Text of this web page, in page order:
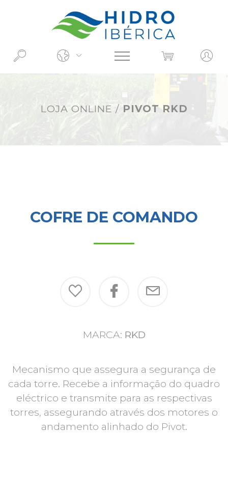
LOJA ONLINE / PIVOT RKD
COFRE DE COMANDO
MARCA: RKD
Mecanismo que assegura a segurança de
cada torre. Recebe a informação do quadro
eléctrico e transmite para as respectivas
torres, assegurando através dos motores o
andamento alinhado do Pivot.
O QUE PROCURA?